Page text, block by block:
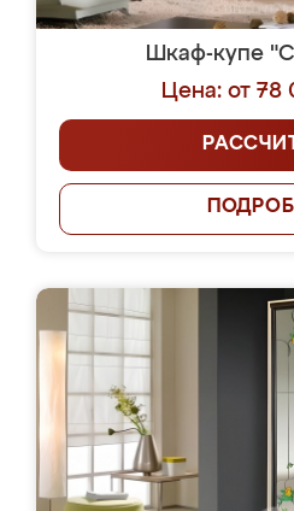
Шкаф-купе
Цена: от 78